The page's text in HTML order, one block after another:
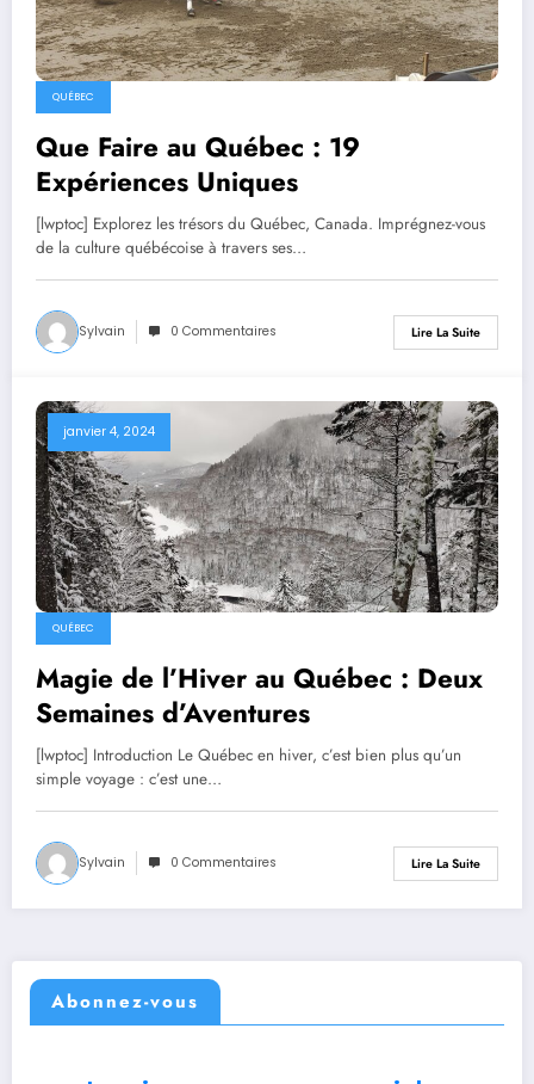
QUÉBEC
Que Faire au Québec : 19
Expériences Uniques
[lwptoc] Explorez les trésors du Québec, Canada. Imprégnez-vous
de la culture québécoise à travers ses…
Sylvain 0 Commentaires Lire La Suite
janvier 4, 2024
QUÉBEC
Magie de l’Hiver au Québec : Deux
Semaines d’Aventures
[lwptoc] Introduction Le Québec en hiver, c’est bien plus qu’un
simple voyage : c’est une…
Sylvain 0 Commentaires Lire La Suite
Abonnez-vous